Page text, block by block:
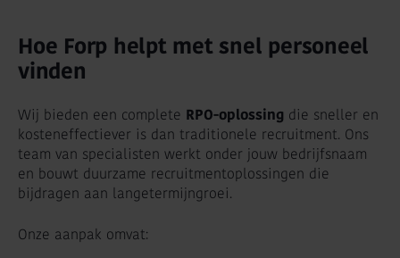
Hoe Forp helpt met snel personeel
vinden
Wij bieden een complete RPO-oplossing die sneller en
kosteneffectiever is dan traditionele recruitment. Ons
team van specialisten werkt onder jouw bedrijfsnaam
en bouwt duurzame recruitmentoplossingen die
bijdragen aan langetermijngroei.
Onze aanpak omvat: